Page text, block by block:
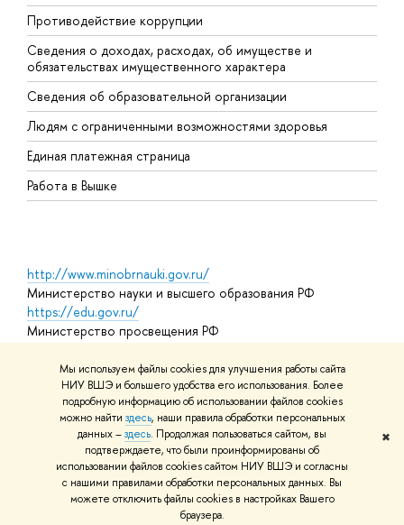
Мы используем файлы cookies для улучшения работы сайта
НИУ ВШЭ и большего удобства его использования. Более
подробную информацию об использовании файлов cookies
можно найти здесь, наши правила обработки персональных
данных –здесь. Продолжая пользоваться сайтом, вы
подтверждаете, что были проинформированы об
использовании файлов cookies сайтом НИУ ВШЭ и согласны
с нашими правилами обработки персональных данных. Вы
можете отключить файлы cookies в настройках Вашего
браузера.
✖
Противодействие коррупции
Сведения о доходах, расходах, об имуществе и
обязательствах имущественного характера
Сведения об образовательной организации
Людям с ограниченными возможностями здоровья
Единая платежная страница
Работа в Вышке
http://www.minobrnauki.gov.ru/
Министерство науки и высшего образования РФ
https://edu.gov.ru/
Министерство просвещения РФ
Массовые открытые онлайн-курсы
© НИУ ВШЭ 1993–2026 Адреса и контактыУсловия
использования материаловПолитика конфиденциальности
Шрифты HSE Sans и HSE Slab разработаны в
Школе дизайна НИУ